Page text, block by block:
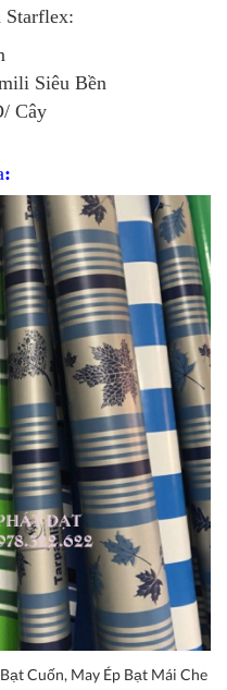
Starflex:
Siêu Bền
Cây
:
Cuốn, May Ép Bạt Mái Che